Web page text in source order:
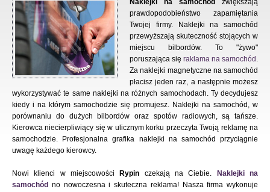
Naklejki na samochód
zwiększają
prawdopodobieństwo zapamiętania
Twojej firmy. Naklejki na samochód
przewyższają skuteczność stojących w
miejscu bilbordów. To "żywo"
poruszająca się raklama na samochód .
Za naklejki magnetyczne na samochód
płacisz jeden raz, a następnie możesz
wykorzystywać te same naklejki na różnych samochodach. Ty decydujesz
kiedy i na którym samochodzie się promujesz. Naklejki na samochód, w
porównaniu do dużych bilbordów oraz spotów radiowych, są tańsze.
Kierowca niecierpliwiący się w ulicznym korku przeczyta Twoją reklamę na
samochodzie. Profesjonalna grafika naklejki na samochód przyciągnie
uwagę każdego kierowcy.
Nowi klienci w miejscowości Rypin czekają na Ciebie.
Naklejki na
samochód no nowoczesna i skuteczna reklama! Nasza firma wykonuje